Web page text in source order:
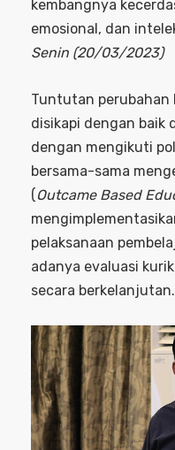
kembangnya
emosional, dan
Senin (20/03/2023)
Tuntutan perubahan
disikapi dengan baik
dengan mengikuti
bersama-sama
(Outcame Based
pelaksanaan
adanya evaluasi
secara berkelanjutan.